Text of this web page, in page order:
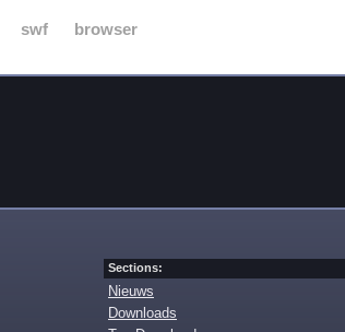
swf browser
Sections:
Nieuws
Downloads